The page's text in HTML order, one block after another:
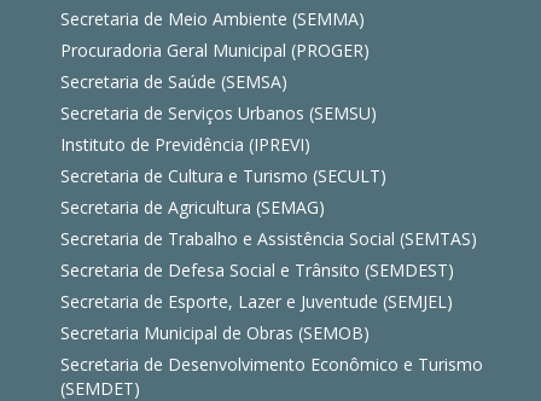
Secretaria de Meio Ambiente (SEMMA)
Procuradoria Geral Municipal (PROGER)
Secretaria de Saúde (SEMSA)
Secretaria de Serviços Urbanos (SEMSU)
Instituto de Previdência (IPREVI)
Secretaria de Cultura e Turismo (SECULT)
Secretaria de Agricultura (SEMAG)
Secretaria de Trabalho e Assistência Social (SEMTAS)
Secretaria de Defesa Social e Trânsito (SEMDEST)
Secretaria de Esporte, Lazer e Juventude (SEMJEL)
Secretaria Municipal de Obras (SEMOB)
Secretaria de Desenvolvimento Econômico e Turismo
(SEMDET)